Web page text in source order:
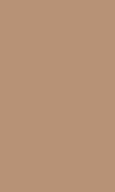
0歲以上
常溫和，